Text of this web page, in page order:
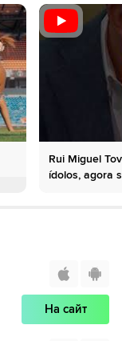
Rui Miguel
ídolos, agora
На сайт